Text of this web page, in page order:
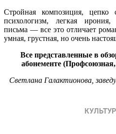
Стройная композиция, цепко
психологизм, легкая ирония,
письма — все это отличает
умная, грустная, но очень
Все представленные в
абонементе
Светлана Галактионова,